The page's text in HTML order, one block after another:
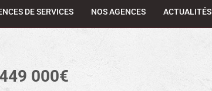
DE SERVICES NOS AGENCES ACTUALITÉS
000€